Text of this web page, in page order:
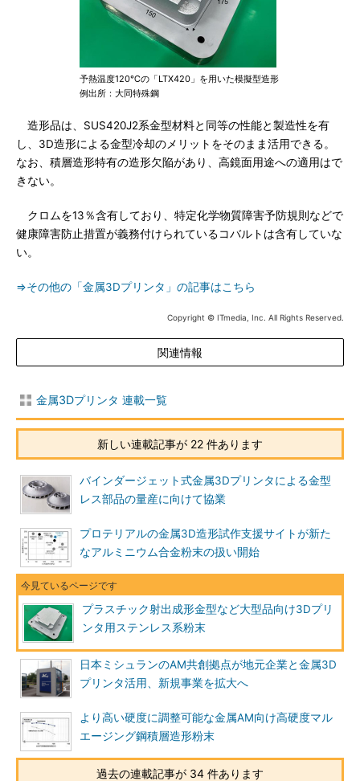
予熱温度120℃の「LTX420」を用いた模擬型造形
例出所：大同特殊鋼
造形品は、SUS420J2系金型材料と同等の性能と製造性を有
し、3D造形による金型冷却のメリットをそのまま活用できる。
なお、積層造形特有の造形欠陥があり、高鏡面用途への適用はで
きない。
クロムを13％含有しており、特定化学物質障害予防規則などで
健康障害防止措置が義務付けられているコバルトは含有していな
い。
⇒その他の「金属3Dプリンタ」の記事はこちら
Copyright © ITmedia, Inc. All Rights Reserved.
関連情報
金属3Dプリンタ 連載一覧
新しい連載記事が 22 件あります
バインダージェット式金属3Dプリンタによる金型
レス部品の量産に向けて協業
プロテリアルの金属3D造形試作支援サイトが新た
なアルミニウム合金粉末の扱い開始
プラスチック射出成形金型など大型品向け3Dプリ
ンタ用ステンレス系粉末
日本ミシュランのAM共創拠点が地元企業と金属3D
プリンタ活用、新規事業を拡大へ
より高い硬度に調整可能な金属AM向け高硬度マル
エージング鋼積層造形粉末
過去の連載記事が 34 件あります